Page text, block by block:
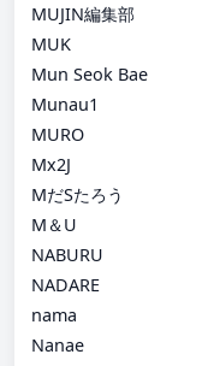
MUJIN編集部
MUK
Mun Seok Bae
Munau1
MURO
Mx2J
MだSたろう
M＆U
NABURU
NADARE
nama
Nanae